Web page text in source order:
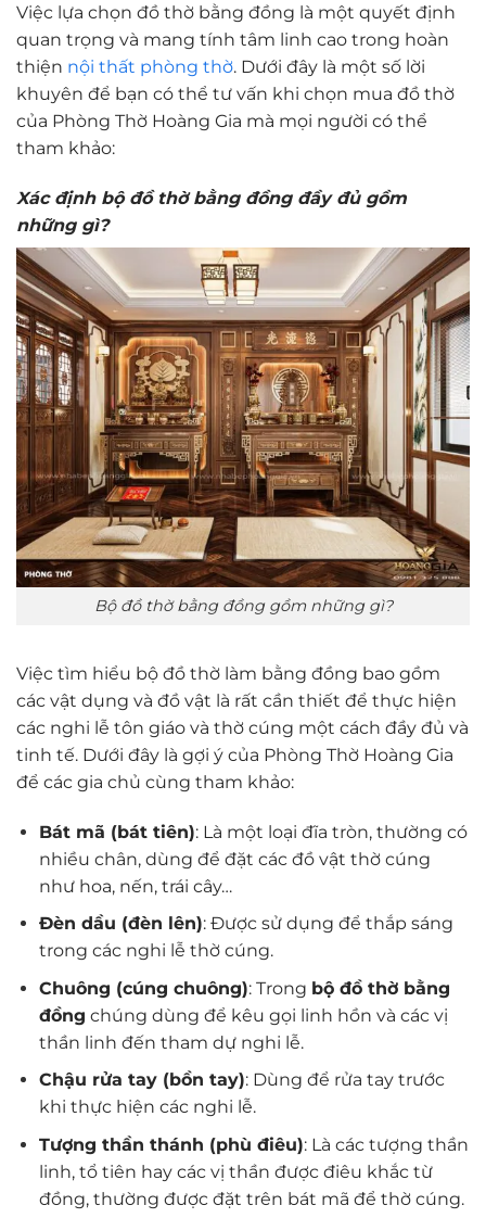
Việc lựa chọn đồ thờ bằng đồng là một quyết định
quan trọng và mang tính tâm linh cao trong hoàn
thiện nội thất phòng thờ. Dưới đây là một số lời
khuyên để bạn có thể tư vấn khi chọn mua đồ thờ
của Phòng Thờ Hoàng Gia mà mọi người có thể
tham khảo:
Xác định bộ đồ thờ bằng đồng đầy đủ gồm
những gì?
Bộ đồ thờ bằng đồng gồm những gì?
Việc tìm hiểu bộ đồ thờ làm bằng đồng bao gồm
các vật dụng và đồ vật là rất cần thiết để thực hiện
các nghi lễ tôn giáo và thờ cúng một cách đầy đủ và
tinh tế. Dưới đây là gợi ý của Phòng Thờ Hoàng Gia
để các gia chủ cùng tham khảo:
Bát mã (bát tiên): Là một loại đĩa tròn, thường có
nhiều chân, dùng để đặt các đồ vật thờ cúng
như hoa, nến, trái cây…
Đèn dầu (đèn lên): Được sử dụng để thắp sáng
trong các nghi lễ thờ cúng.
Chuông (cúng chuông): Trong bộ đồ thờ bằng
đồng chúng dùng để kêu gọi linh hồn và các vị
thần linh đến tham dự nghi lễ.
Chậu rửa tay (bồn tay): Dùng để rửa tay trước
khi thực hiện các nghi lễ.
Tượng thần thánh (phù điêu): Là các tượng thần
linh, tổ tiên hay các vị thần được điêu khắc từ
đồng, thường được đặt trên bát mã để thờ cúng.